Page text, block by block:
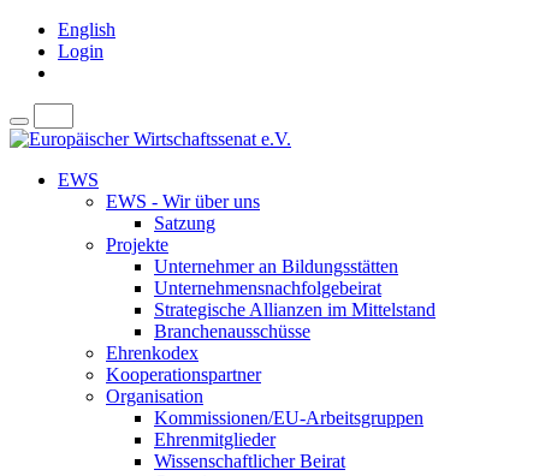
English
Login
EWS
EWS - Wir über uns
Satzung
Projekte
Unternehmer an Bildungsstätten
Unternehmensnachfolgebeirat
Strategische Allianzen im Mittelstand
Branchenausschüsse
Ehrenkodex
Kooperationspartner
Organisation
Kommissionen/EU-Arbeitsgruppen
Ehrenmitglieder
Wissenschaftlicher Beirat